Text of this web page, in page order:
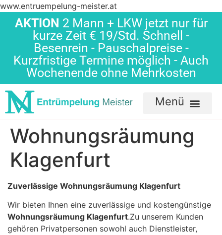
www.entruempelung-meister.at
AKTION 2 Mann + LKW jetzt nur für
kurze Zeit € 19/Std. Schnell -
Besenrein - Pauschalpreise -
Kurzfristige Termine möglich - Auch
Wochenende ohne Mehrkosten
Wohnungsräumung
Klagenfurt
Zuverlässige Wohnungsräumung Klagenfurt
Wir bieten Ihnen eine zuverlässige und kostengünstige
Wohnungsräumung Klagenfurt.Zu unserem Kunden
gehören Privatpersonen sowohl auch Dienstleister,